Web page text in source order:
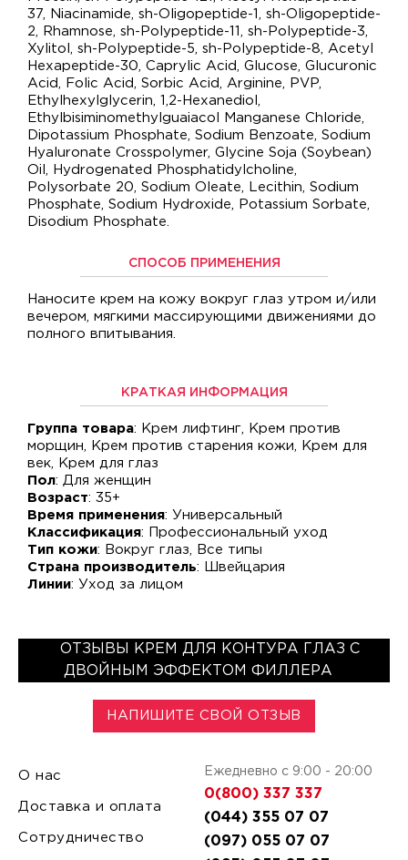
37, Niacinamide, sh-Oligopeptide-1, sh-Oligopeptide-
2, Rhamnose, sh-Polypeptide-11, sh-Polypeptide-3,
Xylitol, sh-Polypeptide-5, sh-Polypeptide-8, Acetyl
Hexapeptide-30, Caprylic Acid, Glucose, Glucuronic
Acid, Folic Acid, Sorbic Acid, Arginine, PVP,
Ethylhexylglycerin, 1,2-Hexanediol,
Ethylbisiminomethylguaiacol Manganese Chloride,
Dipotassium Phosphate, Sodium Benzoate, Sodium
Hyaluronate Crosspolymer, Glycine Soja (Soybean)
Oil, Hydrogenated Phosphatidylcholine,
Polysorbate 20, Sodium Oleate, Lecithin, Sodium
Phosphate, Sodium Hydroxide, Potassium Sorbate,
Disodium Phosphate.
СПОСОБ ПРИМЕНЕНИЯ
Наносите крем на кожу вокруг глаз утром и/или
вечером, мягкими массирующими движениями до
полного впитывания.
КРАТКАЯ ИНФОРМАЦИЯ
Группа товара: Крем лифтинг, Крем против
морщин, Крем против старения кожи, Крем для
век, Крем для глаз
Пол: Для женщин
Возраст: 35+
Время применения: Универсальный
Классификация: Профессиональный уход
Тип кожи: Вокруг глаз, Все типы
Страна производитель: Швейцария
Линии: Уход за лицом
ОТЗЫВЫ КРЕМ ДЛЯ КОНТУРА ГЛАЗ С
ДВОЙНЫМ ЭФФЕКТОМ ФИЛЛЕРА
НАПИШИТЕ СВОЙ ОТЗЫВ
О нас
Доставка и оплата
Сотрудничество
Ежедневно с 9:00 - 20:00
0(800) 337 337
(044) 355 07 07
(097) 055 07 07